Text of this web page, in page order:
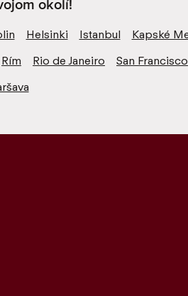
Helsinki Istanbul Kapské
Rím Rio de Janeiro San Francisco